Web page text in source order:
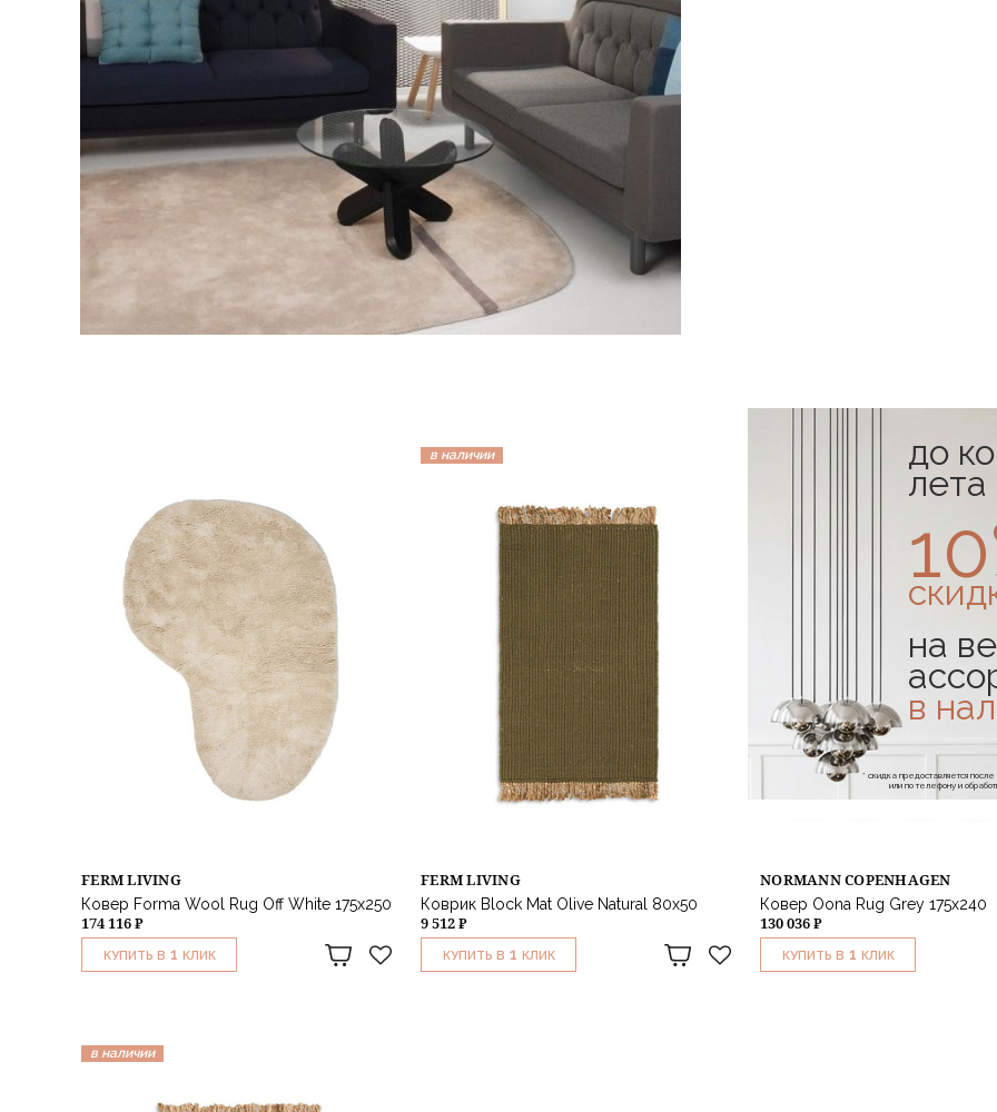
FERM LIVING
Ковер Forma Wool Rug Off White 175х250
174 116 ₽
КУПИТЬ В 1 КЛИК
в наличии
FERM LIVING
Коврик Block Mat Olive Natural 80х50
9 512 ₽
КУПИТЬ В 1 КЛИК
NORMANN COPENHAGEN
Ковер Oona Rug Grey 175х240
130 036 ₽
КУПИТЬ В 1 КЛИК
в наличии
до
лета
на
в
* скидка предоставляется
или по телефону и